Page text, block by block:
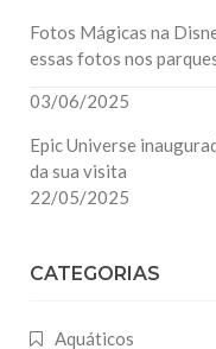
Fotos Mágicas na
essas fotos nos
03/06/2025
Epic Universe
da sua visita
22/05/2025
CATEGORIAS
Aquáticos